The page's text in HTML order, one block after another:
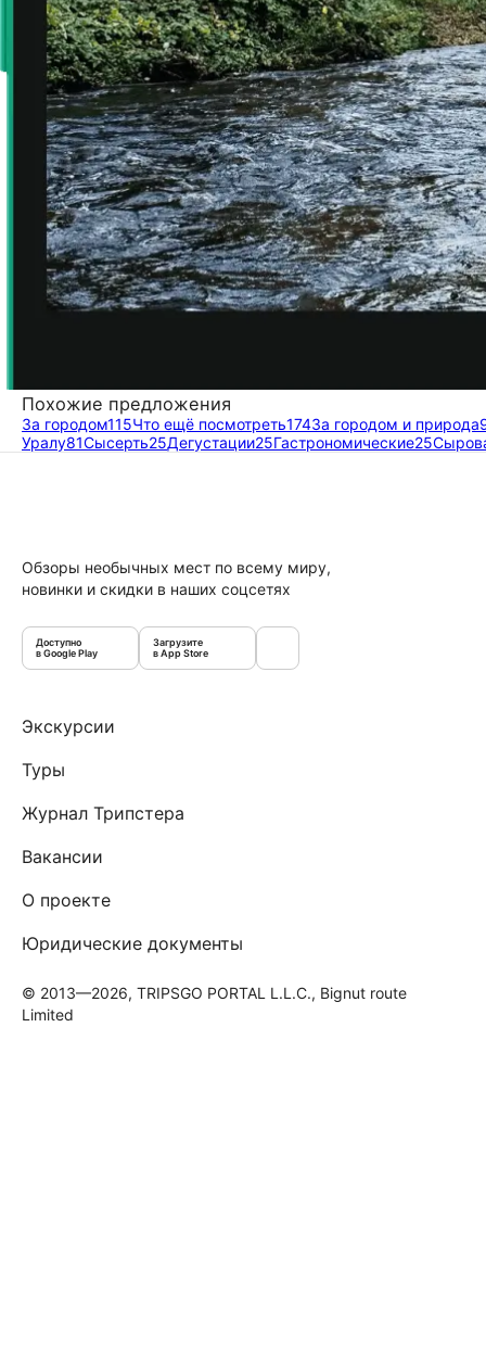
Похожие предложения
За городом115Что ещё посмотреть174За городом и природа
Уралу81Сысерть25Дегустации25Гастрономические25
Обзоры необычных мест по всему миру,
новинки и скидки в наших соцсетях
Доступно
в Google Play
Загрузите
в App Store
Экскурсии
Туры
Журнал Трипстера
Вакансии
О проекте
Юридические документы
© 2013—2026, TRIPSGO PORTAL L.L.C., Bignut route
Limited